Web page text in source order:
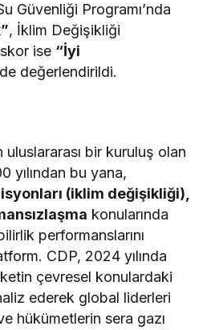
Güvenliği Programı’nda
, İklim Değişikliği
skor ise “İyi
değerlendirildi.
uluslararası bir kuruluş olan
yılından bu yana,
(iklim değişikliği),
konularında
performanslarını
CDP, 2024 yılında
çevresel konulardaki
ederek global liderleri
hükümetlerin sera gazı